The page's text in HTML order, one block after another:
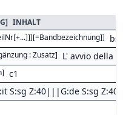
] INHALT
]
: Zusatz] L' avvio della
] c1
S:sg Z:40|||G:de S:sg Z:40